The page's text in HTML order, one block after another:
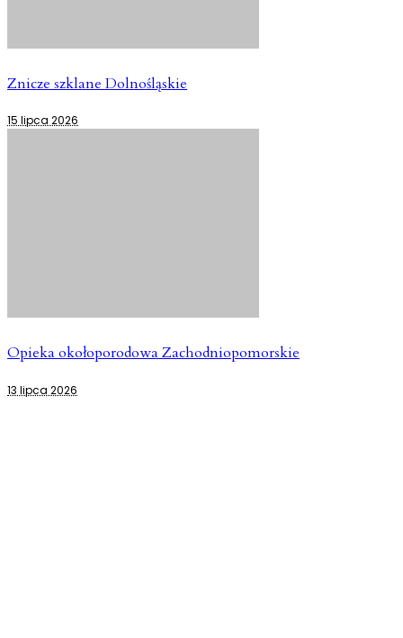
Znicze szklane Dolnośląskie
15 lipca 2026
Opieka okołoporodowa Zachodniopomorskie
13 lipca 2026